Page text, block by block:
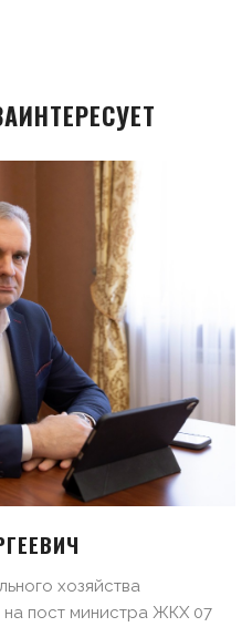
хозяйства
пост министра ЖКХ 07